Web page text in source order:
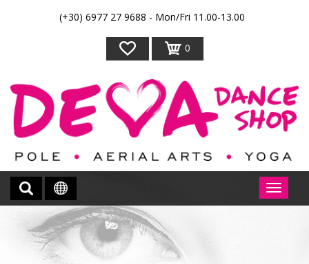
(+30) 6977 27 9688 - Mon/Fri 11.00-13.00
0